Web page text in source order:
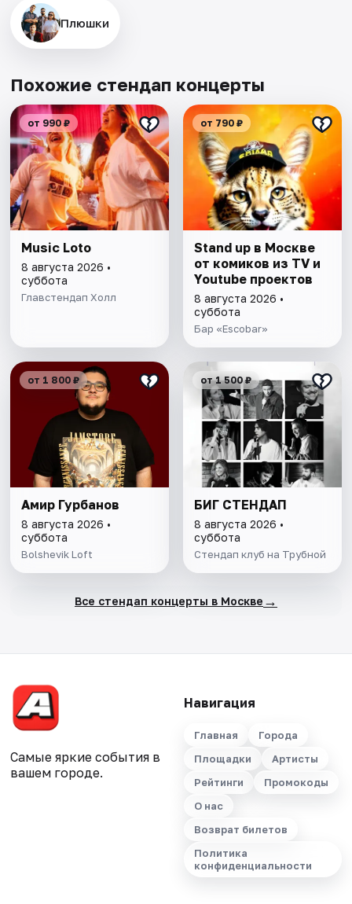
Плюшки
Похожие стендап концерты
от 990 ₽
Music Loto
8 августа 2026 •
суббота
Главстендап Холл
от 790 ₽
Stand up в Москве
от комиков из TV и
Youtube проектов
8 августа 2026 •
суббота
Бар «Escobar»
от 1 800 ₽
Амир Гурбанов
8 августа 2026 •
суббота
Bolshevik Loft
от 1 500 ₽
БИГ СТЕНДАП
8 августа 2026 •
суббота
Стендап клуб на Трубной
Все стендап концерты в Москве →
Самые яркие события в
вашем городе.
Навигация
Главная
Города
Площадки
Артисты
Рейтинги
Промокоды
О нас
Возврат билетов
Политика
конфиденциальности